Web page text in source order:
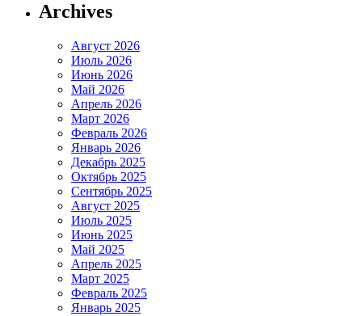
Archives
Август 2026
Июль 2026
Июнь 2026
Май 2026
Апрель 2026
Март 2026
Февраль 2026
Январь 2026
Декабрь 2025
Октябрь 2025
Сентябрь 2025
Август 2025
Июль 2025
Июнь 2025
Май 2025
Апрель 2025
Март 2025
Февраль 2025
Январь 2025